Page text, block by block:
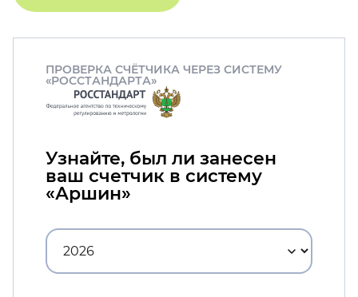
ПРОВЕРКА СЧЁТЧИКА ЧЕРЕЗ СИСТЕМУ
«РОССТАНДАРТА»
Узнайте, был ли занесен
ваш счетчик в систему
«Аршин»